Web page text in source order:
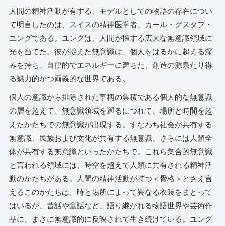
人間の精神活動が有する、モデルとしての物語の存在につい
て明言したのは、スイスの精神医学者、カール・グスタフ・
ユングである。ユングは、人間が擁する広大な無意識領域に
光を当てた。彼が捉えた無意識は、個人をはるかに超える深
みを持ち、自律的でエネルギーに満ちた、創造の源泉たり得
る魅力的かつ両義的な世界である。
個人の意識から排除された事柄の集積である個人的な無意識
の層を超えて、無意識領域を遡るにつれて、場所と時間を超
えたかたちでの無意識が出現する。すなわち社会が共有する
無意識、民族および文化が共有する無意識、さらには人類全
体が共有する無意識といったかたちで。これら集合的無意識
と言われる領域には、時空を超えて人類に共有される精神活
動のかたちがある。人間の精神活動が持つ＜骨格＞とさえ言
えるこのかたちは、時と場所によって異なる衣装をまとって
はいるが、昔話や童話など、語り継がれる物語世界や芸術作
品に、まさに無意識的に反映されて生き続けている。ユング